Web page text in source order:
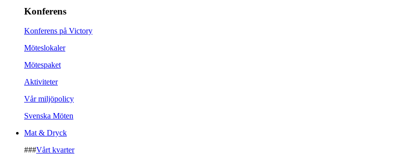
Konferens
Konferens på Victory
Möteslokaler
Mötespaket
Aktiviteter
Vår miljöpolicy
Svenska Möten
Mat & Dryck
###Vårt kvarter